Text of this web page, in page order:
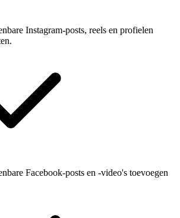
Instagram-posts, reels en profielen
Facebook-posts en -video's toevoegen